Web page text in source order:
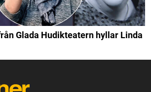
Glada Hudikteatern hyllar Linda